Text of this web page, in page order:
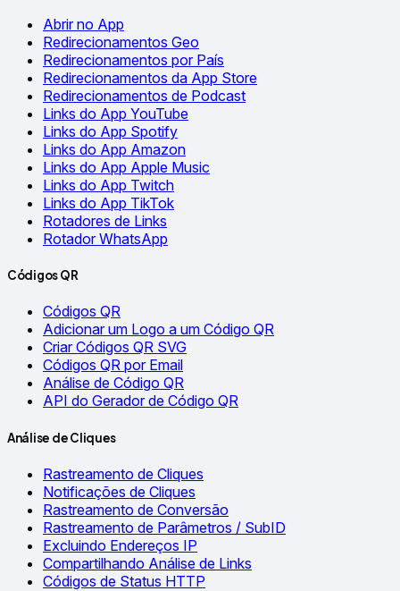
Abrir no App
Redirecionamentos Geo
Redirecionamentos por País
Redirecionamentos da App Store
Redirecionamentos de Podcast
Links do App YouTube
Links do App Spotify
Links do App Amazon
Links do App Apple Music
Links do App Twitch
Links do App TikTok
Rotadores de Links
Rotador WhatsApp
Códigos QR
Códigos QR
Adicionar um Logo a um Código QR
Criar Códigos QR SVG
Códigos QR por Email
Análise de Código QR
API do Gerador de Código QR
Análise de Cliques
Rastreamento de Cliques
Notificações de Cliques
Rastreamento de Conversão
Rastreamento de Parâmetros / SubID
Excluindo Endereços IP
Compartilhando Análise de Links
Códigos de Status HTTP